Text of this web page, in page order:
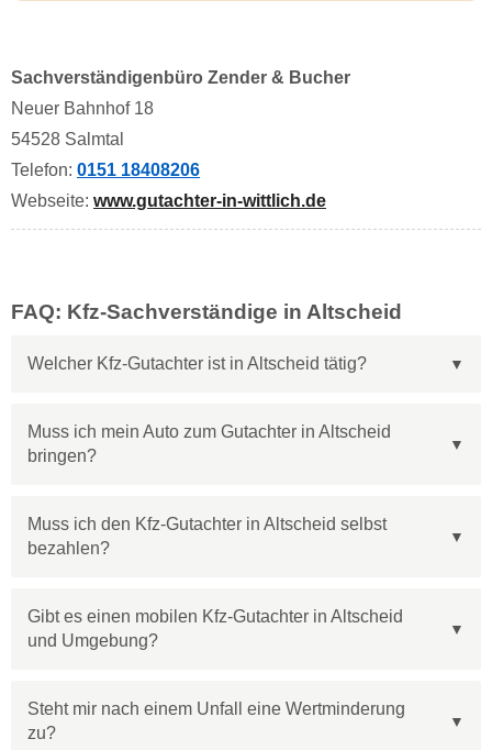
Sachverständigenbüro Zender & Bucher
Neuer Bahnhof 18
54528 Salmtal
Telefon: 0151 18408206
Webseite: www.gutachter-in-wittlich.de
FAQ: Kfz-Sachverständige in Altscheid
Welcher Kfz-Gutachter ist in Altscheid tätig?
Muss ich mein Auto zum Gutachter in Altscheid
bringen?
Muss ich den Kfz-Gutachter in Altscheid selbst
bezahlen?
Gibt es einen mobilen Kfz-Gutachter in Altscheid
und Umgebung?
Steht mir nach einem Unfall eine Wertminderung
zu?